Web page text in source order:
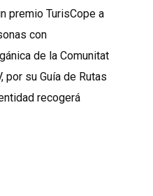
premio TurisCope a
con
de la Comunitat
por su Guía de Rutas
recogerá